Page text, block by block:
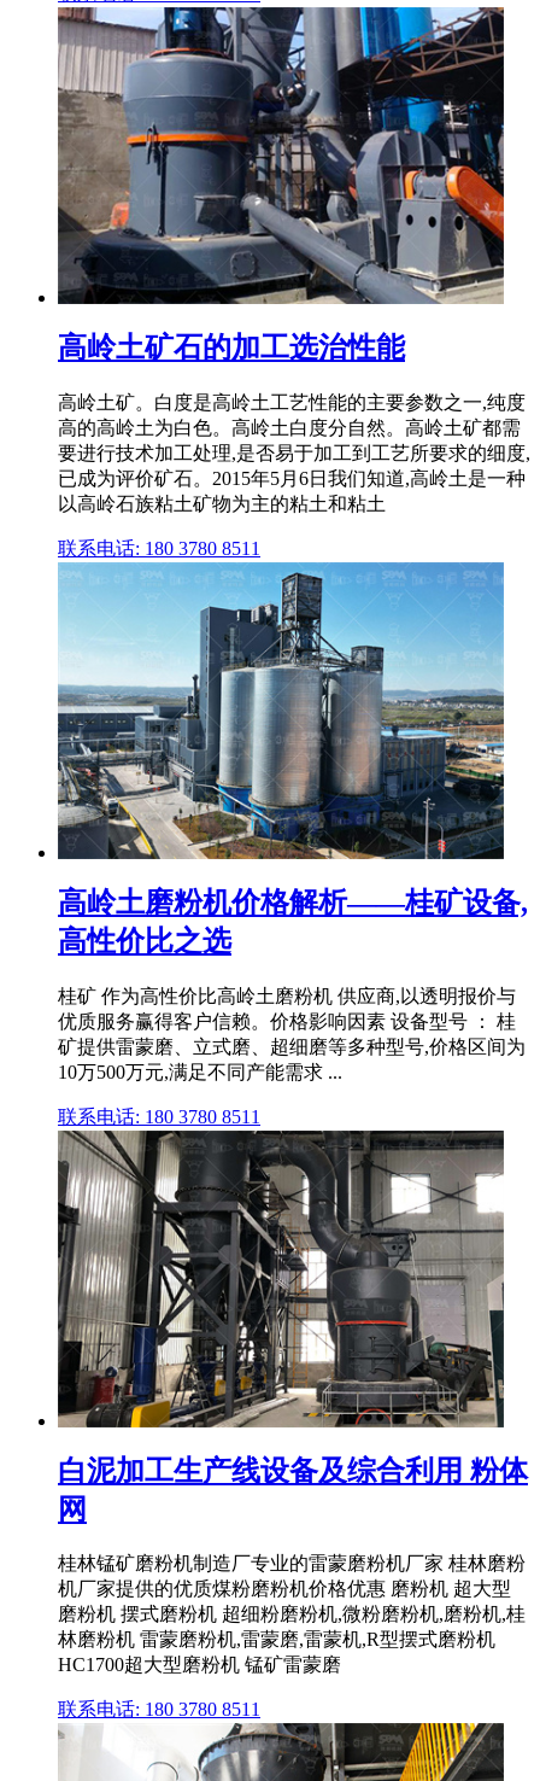
高岭土矿石的加工选治性能
高岭土矿。白度是高岭土工艺性能的主要参数之一,纯度
高的高岭土为白色。高岭土白度分自然。高岭土矿都需
要进行技术加工处理,是否易于加工到工艺所要求的细度,
已成为评价矿石。2015年5月6日我们知道,高岭土是一种
以高岭石族粘土矿物为主的粘土和粘土
联系电话: 180 3780 8511
高岭土磨粉机价格解析——桂矿设备,
高性价比之选
桂矿 作为高性价比高岭土磨粉机 供应商,以透明报价与
优质服务赢得客户信赖。价格影响因素 设备型号 ： 桂
矿提供雷蒙磨、立式磨、超细磨等多种型号,价格区间为
10万500万元,满足不同产能需求 ...
联系电话: 180 3780 8511
白泥加工生产线设备及综合利用 粉体
网
桂林锰矿磨粉机制造厂专业的雷蒙磨粉机厂家 桂林磨粉
机厂家提供的优质煤粉磨粉机价格优惠 磨粉机 超大型
磨粉机 摆式磨粉机 超细粉磨粉机,微粉磨粉机,磨粉机,桂
林磨粉机 雷蒙磨粉机,雷蒙磨,雷蒙机,R型摆式磨粉机
HC1700超大型磨粉机 锰矿雷蒙磨
联系电话: 180 3780 8511